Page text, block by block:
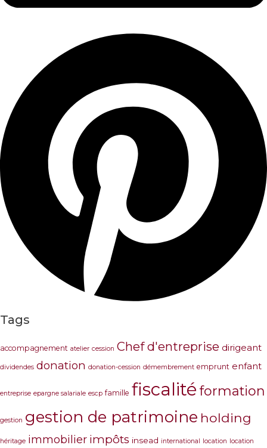
Tags
accompagnement atelier cession Chef d'entreprise dirigeant
dividendes donation donation-cession démembrement emprunt enfant
entreprise epargne salariale escp famille fiscalité formation
gestion gestion de patrimoine holding
héritage immobilier impôts insead international location location